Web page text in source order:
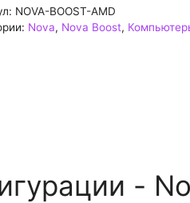
NOVA-BOOST-AMD
Nova, Nova Boost,
-